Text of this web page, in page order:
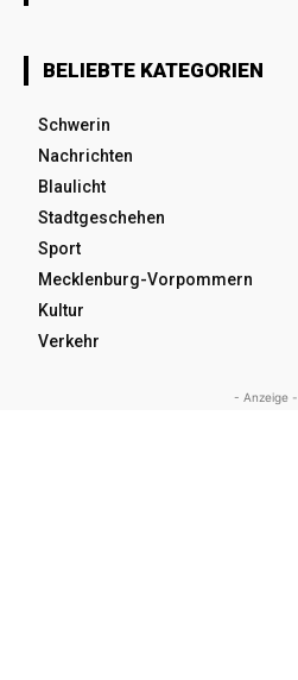
BELIEBTE KATEGORIEN
Schwerin
Nachrichten
Blaulicht
Stadtgeschehen
Sport
Mecklenburg-Vorpommern
Kultur
Verkehr
- Anzeige -